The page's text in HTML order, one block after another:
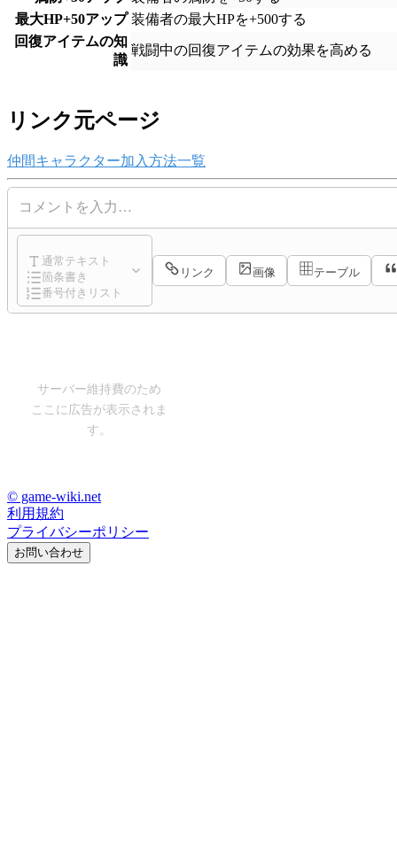
最大HP+50アップ 装備者の最大HPを+500する
回復アイテムの知
識
戦闘中の回復アイテムの効果を高める
リンク元ページ
仲間キャラクター加入方法一覧
コメントを入力…
通常テキスト
箇条書き
番号付きリスト
リンク 画像 テーブル
サーバー維持費のため
ここに広告が表示されま
す。
© game-wiki.net
利用規約
プライバシーポリシー
お問い合わせ